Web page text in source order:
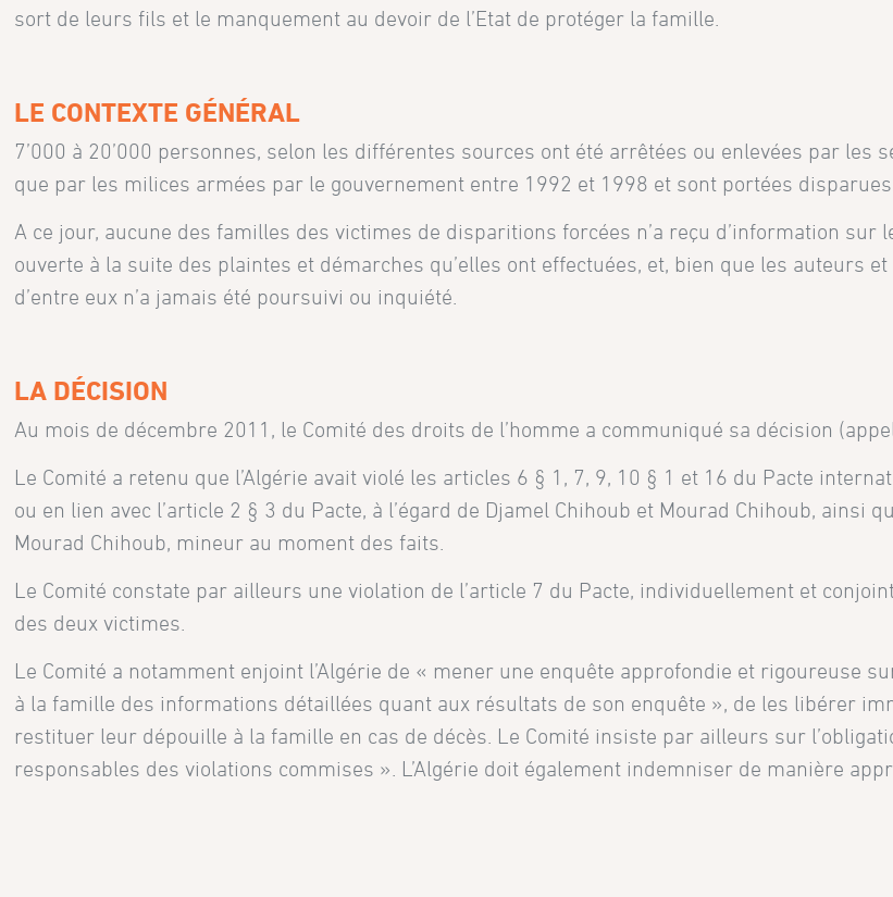
sort de leurs fils et le manquement au devoir de l’Etat de protéger la famille.
LE CONTEXTE GÉNÉRAL
7’000 à 20’000 personnes, selon les différentes sources ont été arrêtées ou enlevées par
que par les milices armées par le gouvernement entre 1992 et 1998 et sont portées disparues.
A ce jour, aucune des familles des victimes de disparitions forcées n’a reçu d’information sur
ouverte à la suite des plaintes et démarches qu’elles ont effectuées, et, bien que les auteurs
d’entre eux n’a jamais été poursuivi ou inquiété.
LA DÉCISION
Au mois de décembre 2011, le Comité des droits de l’homme a communiqué sa décision
Le Comité a retenu que l’Algérie avait violé les articles 6 § 1, 7, 9, 10 § 1 et 16 du Pacte
ou en lien avec l’article 2 § 3 du Pacte, à l’égard de Djamel Chihoub et Mourad Chihoub, ainsi
Mourad Chihoub, mineur au moment des faits.
Le Comité constate par ailleurs une violation de l’article 7 du Pacte, individuellement et
des deux victimes.
Le Comité a notamment enjoint l’Algérie de « mener une enquête approfondie et rigoureuse
à la famille des informations détaillées quant aux résultats de son enquête », de les libérer
restituer leur dépouille à la famille en cas de décès. Le Comité insiste par ailleurs sur
responsables des violations commises ». L’Algérie doit également indemniser de manière